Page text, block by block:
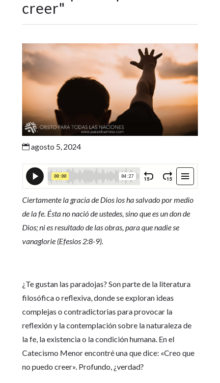
creer"
agosto 5, 2024
Ciertamente la gracia de Dios los ha salvado por medio
de la fe. Ésta no nació de ustedes, sino que es un don de
Dios; ni es resultado de las obras, para que nadie se
vanaglorie (Efesios 2:8-9).
¿Te gustan las paradojas? Son parte de la literatura
filosófica o reflexiva, donde se exploran ideas
complejas o contradictorias para provocar la
reflexión y la contemplación sobre la naturaleza de
la fe, la existencia o la condición humana. En el
Catecismo Menor encontré una que dice: «Creo que
no puedo creer». Profundo, ¿verdad?